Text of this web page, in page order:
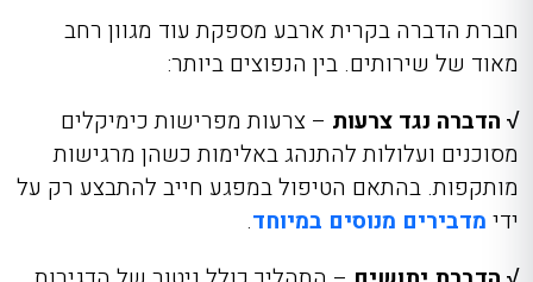
חברת הדברה בקרית ארבע מספקת עוד מגוון רחב
מאוד של שירותים. בין הנפוצים ביותר:
√ הדברה נגד צרעות – צרעות מפרישות כימיקלים
מסוכנים ועלולות להתנהג באלימות כשהן מרגישות
מותקפות. בהתאם הטיפול במפגע חייב להתבצע רק על
ידי מדבירים מנוסים במיוחד.